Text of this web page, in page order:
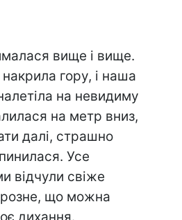
вище і вище.
накрила гору, і наша
на невидиму
на метр вниз,
далі, страшно
Усе
відчули свіже
що можна